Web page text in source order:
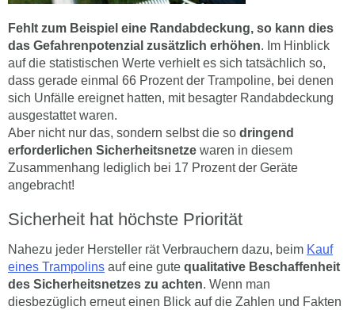
Fehlt zum Beispiel eine Randabdeckung, so kann dies
das Gefahrenpotenzial zusätzlich erhöhen. Im Hinblick
auf die statistischen Werte verhielt es sich tatsächlich so,
dass gerade einmal 66 Prozent der Trampoline, bei denen
sich Unfälle ereignet hatten, mit besagter Randabdeckung
ausgestattet waren.
Aber nicht nur das, sondern selbst die so dringend
erforderlichen Sicherheitsnetze waren in diesem
Zusammenhang lediglich bei 17 Prozent der Geräte
angebracht!
Sicherheit hat höchste Priorität
Nahezu jeder Hersteller rät Verbrauchern dazu, beim Kauf
eines Trampolins auf eine gute qualitative Beschaffenheit
des Sicherheitsnetzes zu achten. Wenn man
diesbezüglich erneut einen Blick auf die Zahlen und Fakten